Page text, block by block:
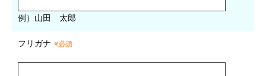
例）山田 太郎
フリガナ ※必須